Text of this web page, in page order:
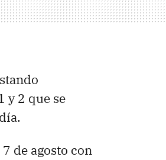
y 2 que se
de agosto con